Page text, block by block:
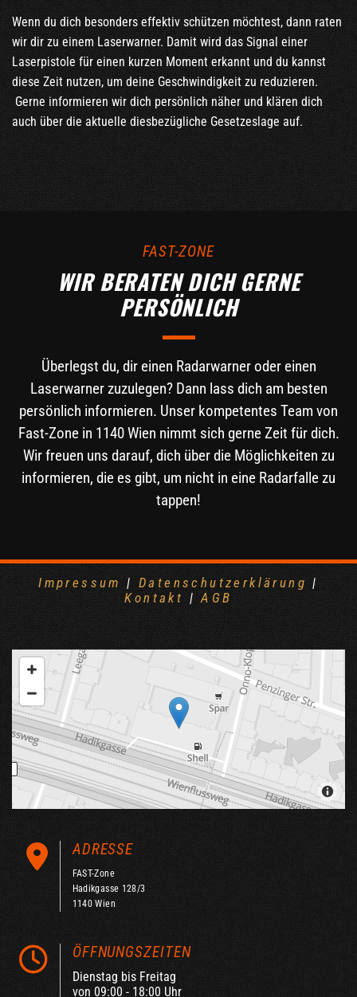
Wenn du dich besonders effektiv schützen möchtest, dann raten
wir dir zu einem Laserwarner. Damit wird das Signal einer
Laserpistole für einen kurzen Moment erkannt und du kannst
diese Zeit nutzen, um deine Geschwindigkeit zu reduzieren.
Gerne informieren wir dich persönlich näher und klären dich
auch über die aktuelle diesbezügliche Gesetzeslage auf.
FAST-ZONE
WIR BERATEN DICH GERNE
PERSÖNLICH
Überlegst du, dir einen Radarwarner oder einen
Laserwarner zuzulegen? Dann lass dich am besten
persönlich informieren. Unser kompetentes Team von
Fast-Zone in 1140 Wien nimmt sich gerne Zeit für dich.
Wir freuen uns darauf, dich über die Möglichkeiten zu
informieren, die es gibt, um nicht in eine Radarfalle zu
tappen!
Impressum | Datenschutzerklärung |
Kontakt |AGB
 ADRESSE
FAST-Zone
Hadikgasse 128/3
1140 Wien
 ÖFFNUNGSZEITEN
Dienstag bis Freitag
von 09:00 - 18:00 Uhr